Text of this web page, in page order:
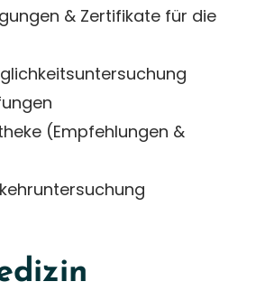
& Zertifikate für die
(Empfehlungen &